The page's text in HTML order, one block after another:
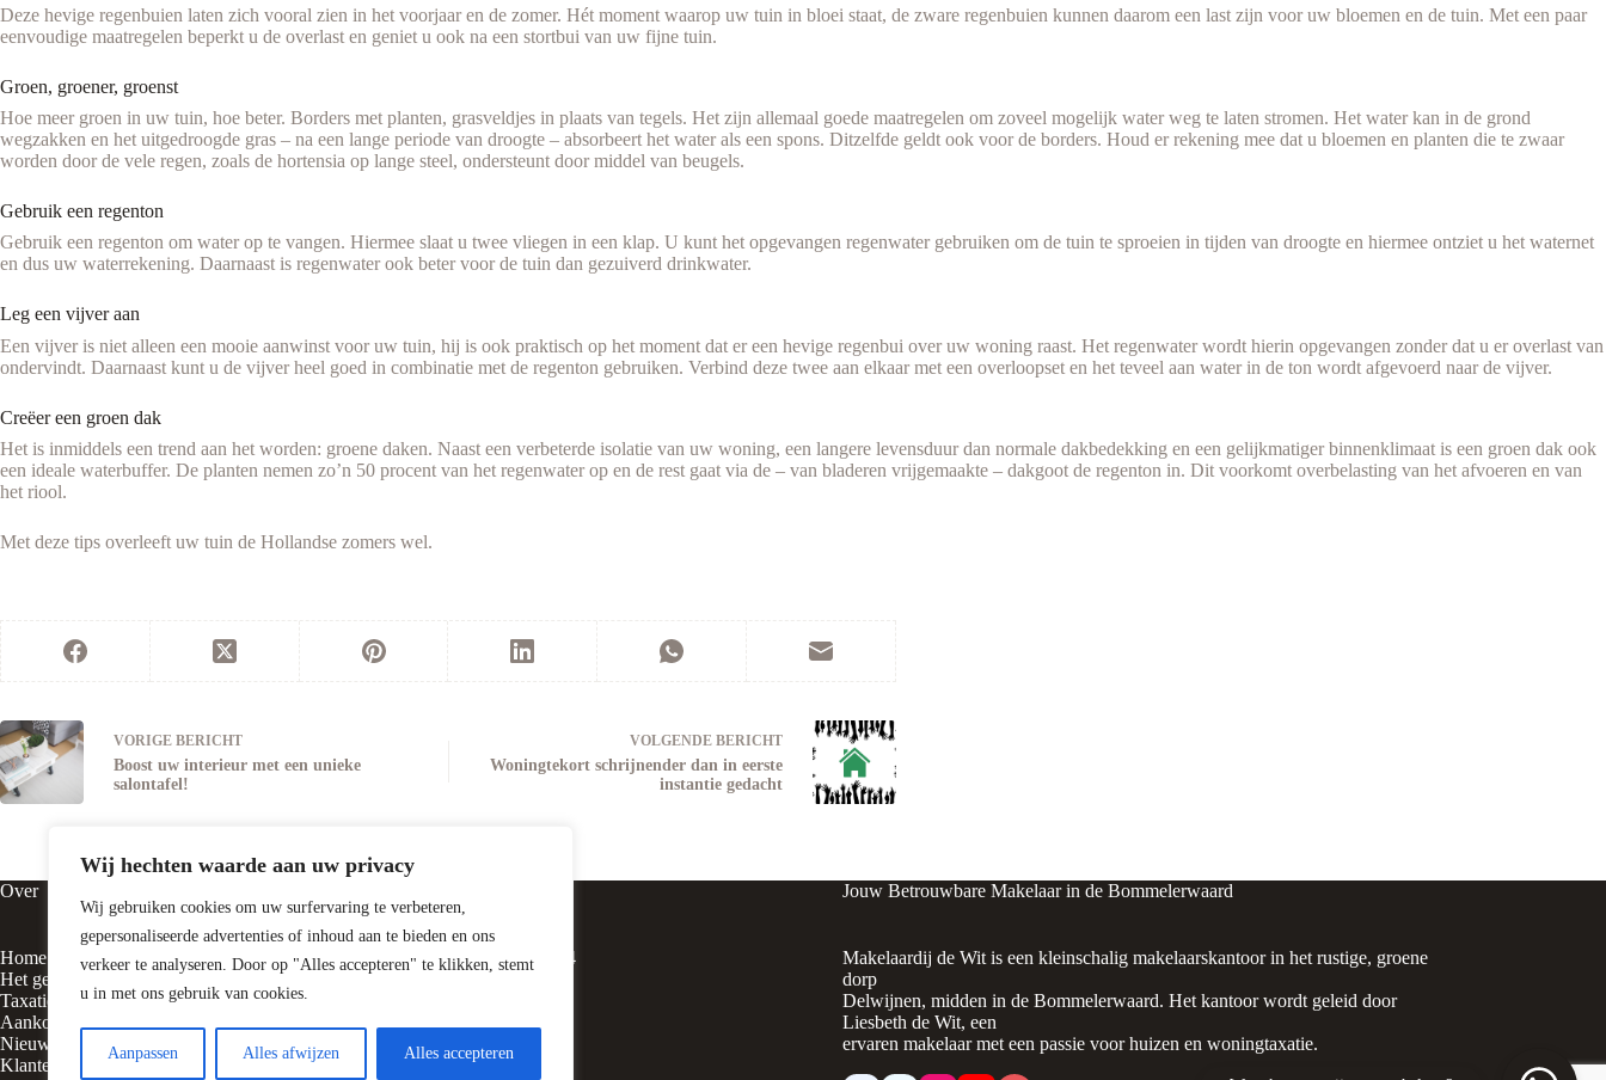
Wij hechten waarde aan uw privacy
Wij gebruiken cookies om uw surfervaring te verbeteren,
gepersonaliseerde advertenties of inhoud aan te bieden en ons
verkeer te analyseren. Door op "Alles accepteren" te klikken, stemt
u in met ons gebruik van cookies.
Aanpassen Alles afwijzen Alles accepteren
Deze hevige regenbuien laten zich vooral zien in het voorjaar en de zomer. Hét moment waarop uw tuin in bloei staat, de zware regenbuien kunnen daarom een last zijn voor uw bloemen en de tuin. Met een paar
eenvoudige maatregelen beperkt u de overlast en geniet u ook na een stortbui van uw fijne tuin.
Groen, groener, groenst
Hoe meer groen in uw tuin, hoe beter. Borders met planten, grasveldjes in plaats van tegels. Het zijn allemaal goede maatregelen om zoveel mogelijk water weg te laten stromen. Het water kan in de grond
wegzakken en het uitgedroogde gras – na een lange periode van droogte – absorbeert het water als een spons. Ditzelfde geldt ook voor de borders. Houd er rekening mee dat u bloemen en planten die te zwaar
worden door de vele regen, zoals de hortensia op lange steel, ondersteunt door middel van beugels.
Gebruik een regenton
Gebruik een regenton om water op te vangen. Hiermee slaat u twee vliegen in een klap. U kunt het opgevangen regenwater gebruiken om de tuin te sproeien in tijden van droogte en hiermee ontziet u het waternet
en dus uw waterrekening. Daarnaast is regenwater ook beter voor de tuin dan gezuiverd drinkwater.
Leg een vijver aan
Een vijver is niet alleen een mooie aanwinst voor uw tuin, hij is ook praktisch op het moment dat er een hevige regenbui over uw woning raast. Het regenwater wordt hierin opgevangen zonder dat u er overlast van
ondervindt. Daarnaast kunt u de vijver heel goed in combinatie met de regenton gebruiken. Verbind deze twee aan elkaar met een overloopset en het teveel aan water in de ton wordt afgevoerd naar de vijver.
Creëer een groen dak
Het is inmiddels een trend aan het worden: groene daken. Naast een verbeterde isolatie van uw woning, een langere levensduur dan normale dakbedekking en een gelijkmatiger binnenklimaat is een groen dak ook
een ideale waterbuffer. De planten nemen zo’n 50 procent van het regenwater op en de rest gaat via de – van bladeren vrijgemaakte – dakgoot de regenton in. Dit voorkomt overbelasting van het afvoeren en van
het riool.
Met deze tips overleeft uw tuin de Hollandse zomers wel.
VORIGE BERICHT
Boost uw interieur met een unieke
salontafel!
VOLGENDE BERICHT
Woningtekort schrijnender dan in eerste
instantie gedacht
Over
Home
Het gezicht achter
Taxatie
Aankoop
Nieuws
Klanten vertellen
Vluchtheuvelstraat 4
5316 BE Delwijnen
0418 – 553100
06-10075627
Jouw Betrouwbare Makelaar in de Bommelerwaard
Makelaardij de Wit is een kleinschalig makelaarskantoor in het rustige, groene
dorp
Delwijnen, midden in de Bommelerwaard. Het kantoor wordt geleid door
Liesbeth de Wit, een
ervaren makelaar met een passie voor huizen en woningtaxatie.